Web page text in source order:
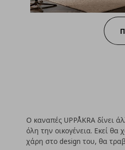
Ο καναπές UPPÅKRA δίνει
όλη την οικογένεια. Εκεί
χάρη στο design του, θα